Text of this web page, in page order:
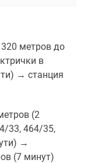
метров до
в
→ станция
(2
33, 464/35,
→
(7 минут)